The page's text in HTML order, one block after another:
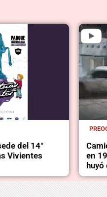
del 14°
Vivientes
en